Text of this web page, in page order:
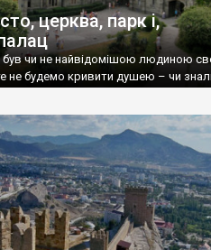
церква, парк і,
чи не найвідомішою людиною
не будемо кривити душею – чи